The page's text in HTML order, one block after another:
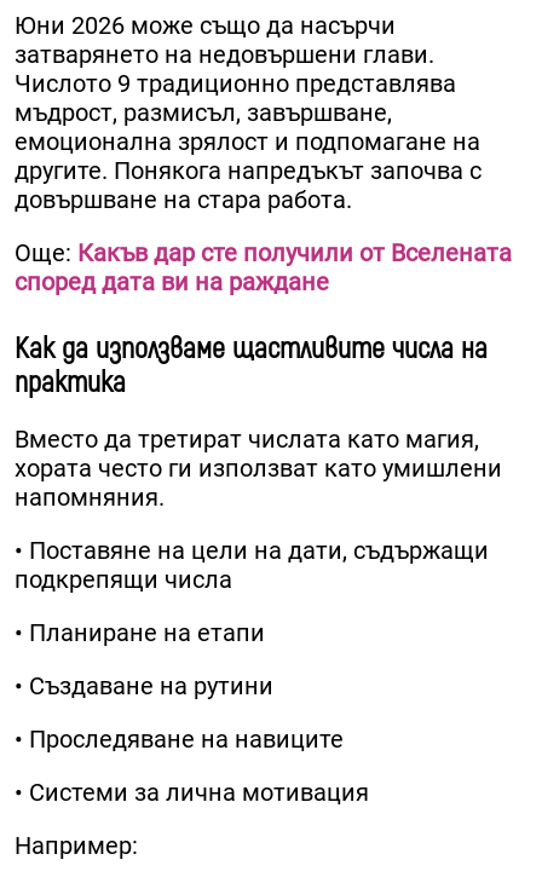
Юни 2026 може също да насърчи
затварянето на недовършени глави.
Числото 9 традиционно представлява
мъдрост, размисъл, завършване,
емоционална зрялост и подпомагане на
другите. Понякога напредъкът започва с
довършване на стара работа.
Още: Какъв дар сте получили от Вселената
според дата ви на раждане
Как да използваме щастливите числа на
практика
Вместо да третират числата като магия,
хората често ги използват като умишлени
напомняния.
• Поставяне на цели на дати, съдържащи
подкрепящи числа
• Планиране на етапи
• Създаване на рутини
• Проследяване на навиците
• Системи за лична мотивация
Например: